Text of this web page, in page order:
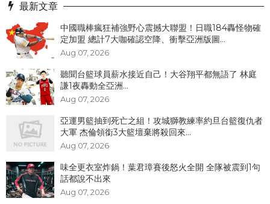
最新文章
中國職棒瘋狂補強野心震撼大聯盟！日職184轟怪物確
定加盟 總計7大咖確認空降、衝擊亞洲版圖...
Aug 07, 2026
聽聞台籃球員薪水接近自己！大谷翔平都無語了 林庭
謙1夜轟動全亞洲...
Aug 07, 2026
亞運男籃抽到死亡之組！攻城獅教練率約旦台籃復仇者
大軍 杰倫領銜3大籃壇棄將殺回來...
Aug 07, 2026
味全更衣室炸鍋！葉君璋賽後怒火全開 全隊被震到1句
話都說不出來
Aug 07, 2026